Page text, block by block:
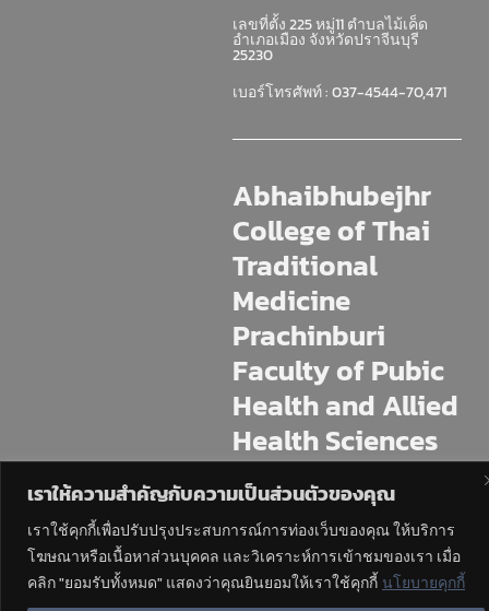
เราให้ความสำคัญกับความเป็นส่วนตัวของคุณ
เราใช้คุกกี้เพื่อปรับปรุงประสบการณ์การท่องเว็บของคุณ ให้บริการ
โฆษณาหรือเนื้อหาส่วนบุคคล และวิเคราะห์การเข้าชมของเรา เมื่อ
คลิก "ยอมรับทั้งหมด" แสดงว่าคุณยินยอมให้เราใช้คุกกี้ นโยบายคุกกี้
เลขที่ตั้ง 225 หมู่11 ตำบลไม้เค็ด
อำเภอเมือง จังหวัดปราจีนบุรี
25230
เบอร์โทรศัพท์ : 037-4544-70,471
Abhaibhubejhr
College of Thai
Traditional
Medicine
Prachinburi
Faculty of Pubic
Health and Allied
Health Sciences
Institute
225 M.11 Mai Khet, Mueang
Prachinburi, Prachin Buri, 25230